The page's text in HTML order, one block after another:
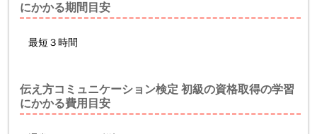
にかかる期間目安
最短３時間
伝え方コミュニケーション検定 初級の資格取得の学習
にかかる費用目安